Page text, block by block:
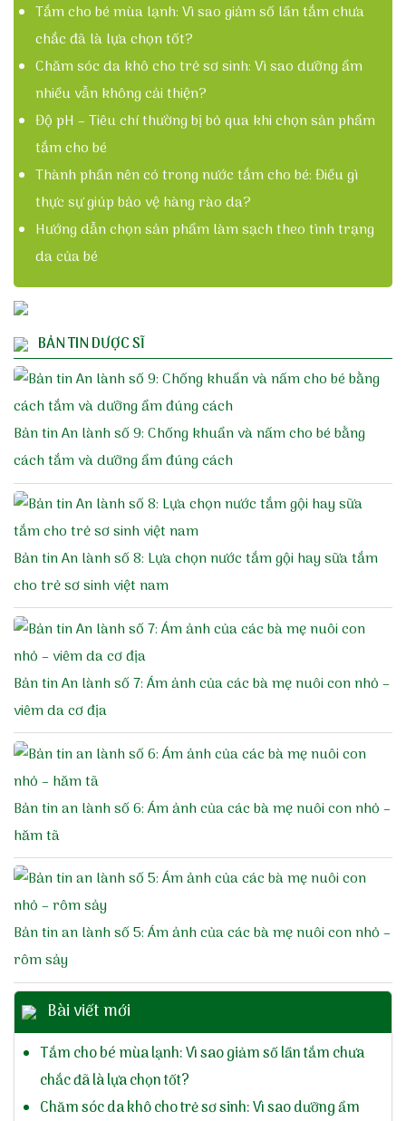
Tắm cho bé mùa lạnh: Vì sao giảm số lần tắm chưa
chắc đã là lựa chọn tốt?
Chăm sóc da khô cho trẻ sơ sinh: Vì sao dưỡng ẩm
nhiều vẫn không cải thiện?
Độ pH – Tiêu chí thường bị bỏ qua khi chọn sản phẩm
tắm cho bé
Thành phần nên có trong nước tắm cho bé: Điều gì
thực sự giúp bảo vệ hàng rào da?
Hướng dẫn chọn sản phẩm làm sạch theo tình trạng
da của bé
BẢN TIN DƯỢC SĨ
Bản tin An lành số 9: Chống khuẩn và nấm cho bé bằng
cách tắm và dưỡng ẩm đúng cách
Bản tin An lành số 8: Lựa chọn nước tắm gội hay sữa tắm
cho trẻ sơ sinh việt nam
Bản tin An lành số 7: Ám ảnh của các bà mẹ nuôi con nhỏ –
viêm da cơ địa
Bản tin an lành số 6: Ám ảnh của các bà mẹ nuôi con nhỏ –
hăm tã
Bản tin an lành số 5: Ám ảnh của các bà mẹ nuôi con nhỏ –
rôm sảy
Bài viết mới
Tắm cho bé mùa lạnh: Vì sao giảm số lần tắm chưa
chắc đã là lựa chọn tốt?
Chăm sóc da khô cho trẻ sơ sinh: Vì sao dưỡng ẩm